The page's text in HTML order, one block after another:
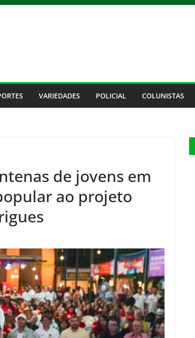
VARIEDADES POLICIAL COLUNISTAS
de jovens em
ao projeto